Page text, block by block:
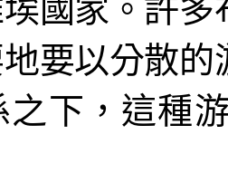
國家。許
要以分散
之下，這種